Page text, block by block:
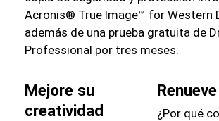
Acronis® True Image™ for Western
además de una prueba gratuita de
Professional por tres meses.
Mejore su
creatividad
¿Por qué